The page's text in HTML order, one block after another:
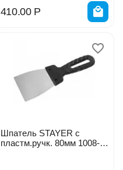
410.00 Р
Шпатель STAYER с
пластм.ручк. 80мм 1008-